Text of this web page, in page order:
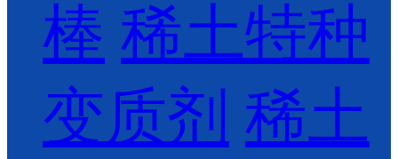
棒 稀土特种
变质剂 稀土